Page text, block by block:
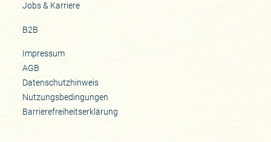
Jobs & Karriere
B2B
Impressum
AGB
Datenschutzhinweis
Nutzungsbedingungen
Barrierefreiheitserklärung